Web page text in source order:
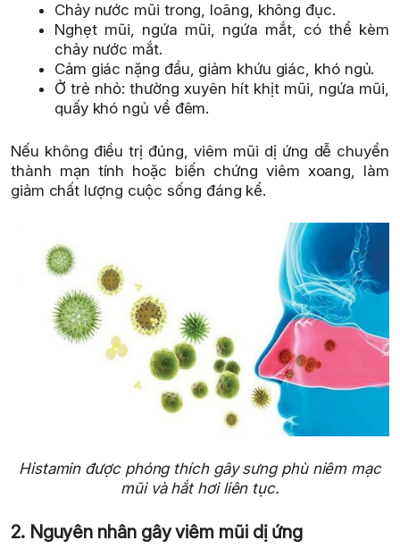
Chảy nước mũi trong, loãng, không đục.
Nghẹt mũi, ngứa mũi, ngứa mắt, có thể kèm
chảy nước mắt.
Cảm giác nặng đầu, giảm khứu giác, khó ngủ.
Ở trẻ nhỏ: thường xuyên hít khịt mũi, ngứa mũi,
quấy khó ngủ về đêm.
Nếu không điều trị đúng, viêm mũi dị ứng dễ chuyển
thành mạn tính hoặc biến chứng viêm xoang, làm
giảm chất lượng cuộc sống đáng kể.
Histamin được phóng thích gây sưng phù niêm mạc
mũi và hắt hơi liên tục.
2. Nguyên nhân gây viêm mũi dị ứng